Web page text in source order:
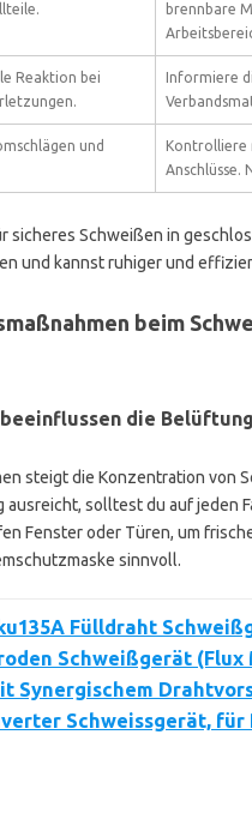
brennbare
Reaktion bei
Informiere
und
Kontrolliere
Anschlüsse.
Schweißen in
und kannst ruhiger und
beim
die
steigt die Konzentration von
solltest du auf jeden
Fenster oder Türen, um
sinnvoll.
Fülldraht
Schweißgerät (Flux
Synergischem
Schweissgerät, für